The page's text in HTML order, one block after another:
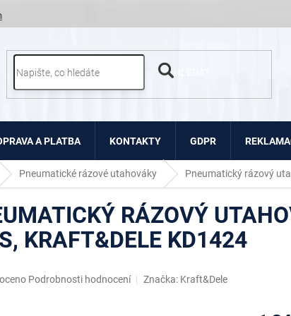
A PLATBA KONTAKTY GDPR
Pneumatické rázové utahováky Pneumatický rázový
RÁZOVÝ
KRAFT&DELE KD1424
Podrobnosti hodnocení Značka: Kraft&Dele